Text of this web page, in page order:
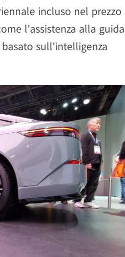
incluso nel prezzo
l'assistenza alla guida
sull'intelligenza